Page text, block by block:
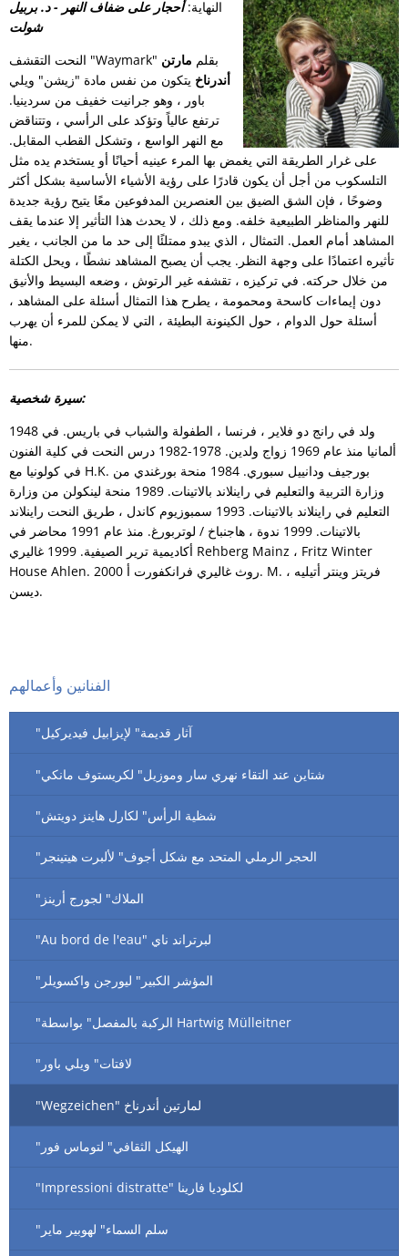
النهاية:أحجار على ضفاف النهر - د. بربيل
شولت
النحت التقشف "Waymark" بقلم مارتن
أندرناخ يتكون من نفس مادة "زيشن" ويلي
باور ، وهو جرانيت خفيف من سردينيا.
ترتفع عالياً وتؤكد على الرأسي ، وتتناقض
مع النهر الواسع ، وتشكل القطب المقابل.
على غرار الطريقة التي يغمض بها المرء عينيه أحيانًا أو يستخدم يده مثل
التلسكوب من أجل أن يكون قادرًا على رؤية الأشياء الأساسية بشكل أكثر
وضوحًا ، فإن الشق الضيق بين العنصرين المدفوعين معًا يتيح رؤية جديدة
للنهر والمناظر الطبيعية خلفه. ومع ذلك ، لا يحدث هذا التأثير إلا عندما يقف
المشاهد أمام العمل. التمثال ، الذي يبدو ممتلئًا إلى حد ما من الجانب ، يغير
تأثيره اعتمادًا على وجهة النظر. يجب أن يصبح المشاهد نشطًا ، ويحل الكتلة
من خلال حركته. في تركيزه ، تقشفه غير الرتوش ، وضعه البسيط والأنيق
دون إيماءات كاسحة ومحمومة ، يطرح هذا التمثال أسئلة على المشاهد ،
أسئلة حول الدوام ، حول الكينونة البطيئة ، التي لا يمكن للمرء أن يهرب
منها.
سيرة شخصية:
1948 ولد في رانج دو فلاير ، فرنسا ، الطفولة والشباب في باريس. في
ألمانيا منذ عام 1969 زواج ولدين. 1978-1982 درس النحت في كلية الفنون
في كولونيا مع H.K. بورجيف ودانييل سبوري. 1984 منحة بورغندي من
وزارة التربية والتعليم في راينلاند بالاتينات. 1989 منحة لينكولن من وزارة
التعليم في راينلاند بالاتينات. 1993 سمبوزيوم كاندل ، طريق النحت راينلاند
بالاتينات. 1999 ندوة ، هاجنباخ / لوتربورغ. منذ عام 1991 محاضر في
أكاديمية ترير الصيفية. 1999 غاليري Rehberg Mainz ، Fritz Winter
House Ahlen. 2000 روث غاليري فرانكفورت أ. M. ، فريتز وينتر أتيليه
ديسن.
الفنانين وأعمالهم
"آثار قديمة" لإيزابيل فيديركيل
"شتاين عند التقاء نهري سار وموزيل" لكريستوف مانكي
"شظية الرأس" لكارل هاينز دويتش
"الحجر الرملي المتحد مع شكل أجوف" لألبرت هيتينجر
"الملاك" لجورج أرينز
"Au bord de l'eau" لبرتراند ناي
"المؤشر الكبير" ليورجن واكسويلر
"الركبة بالمفصل" بواسطة Hartwig Mülleitner
"لافتات" ويلي باور
"Wegzeichen" لمارتين أندرناخ
"الهيكل الثقافي" لتوماس فور
"Impressioni distratte" لكلوديا فارينا
"سلم السماء" لهوبير ماير